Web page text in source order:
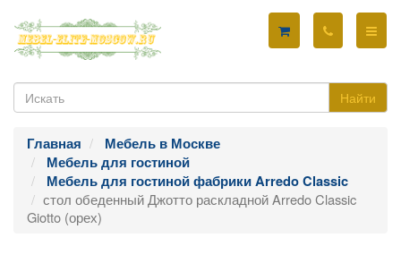
Найти
Главная
Мебель в Москве
Мебель для гостиной
Мебель для гостиной фабрики Arredo Classic
стол обеденный Джотто раскладной Arredo Classic
Giotto (орех)